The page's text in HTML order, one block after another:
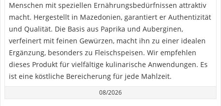
Menschen mit speziellen Ernährungsbedürfnissen attraktiv
macht. Hergestellt in Mazedonien, garantiert er Authentizität
und Qualität. Die Basis aus Paprika und Auberginen,
verfeinert mit feinen Gewürzen, macht ihn zu einer idealen
Ergänzung, besonders zu Fleischspeisen. Wir empfehlen
dieses Produkt für vielfältige kulinarische Anwendungen. Es
ist eine köstliche Bereicherung für jede Mahlzeit.
08/2026